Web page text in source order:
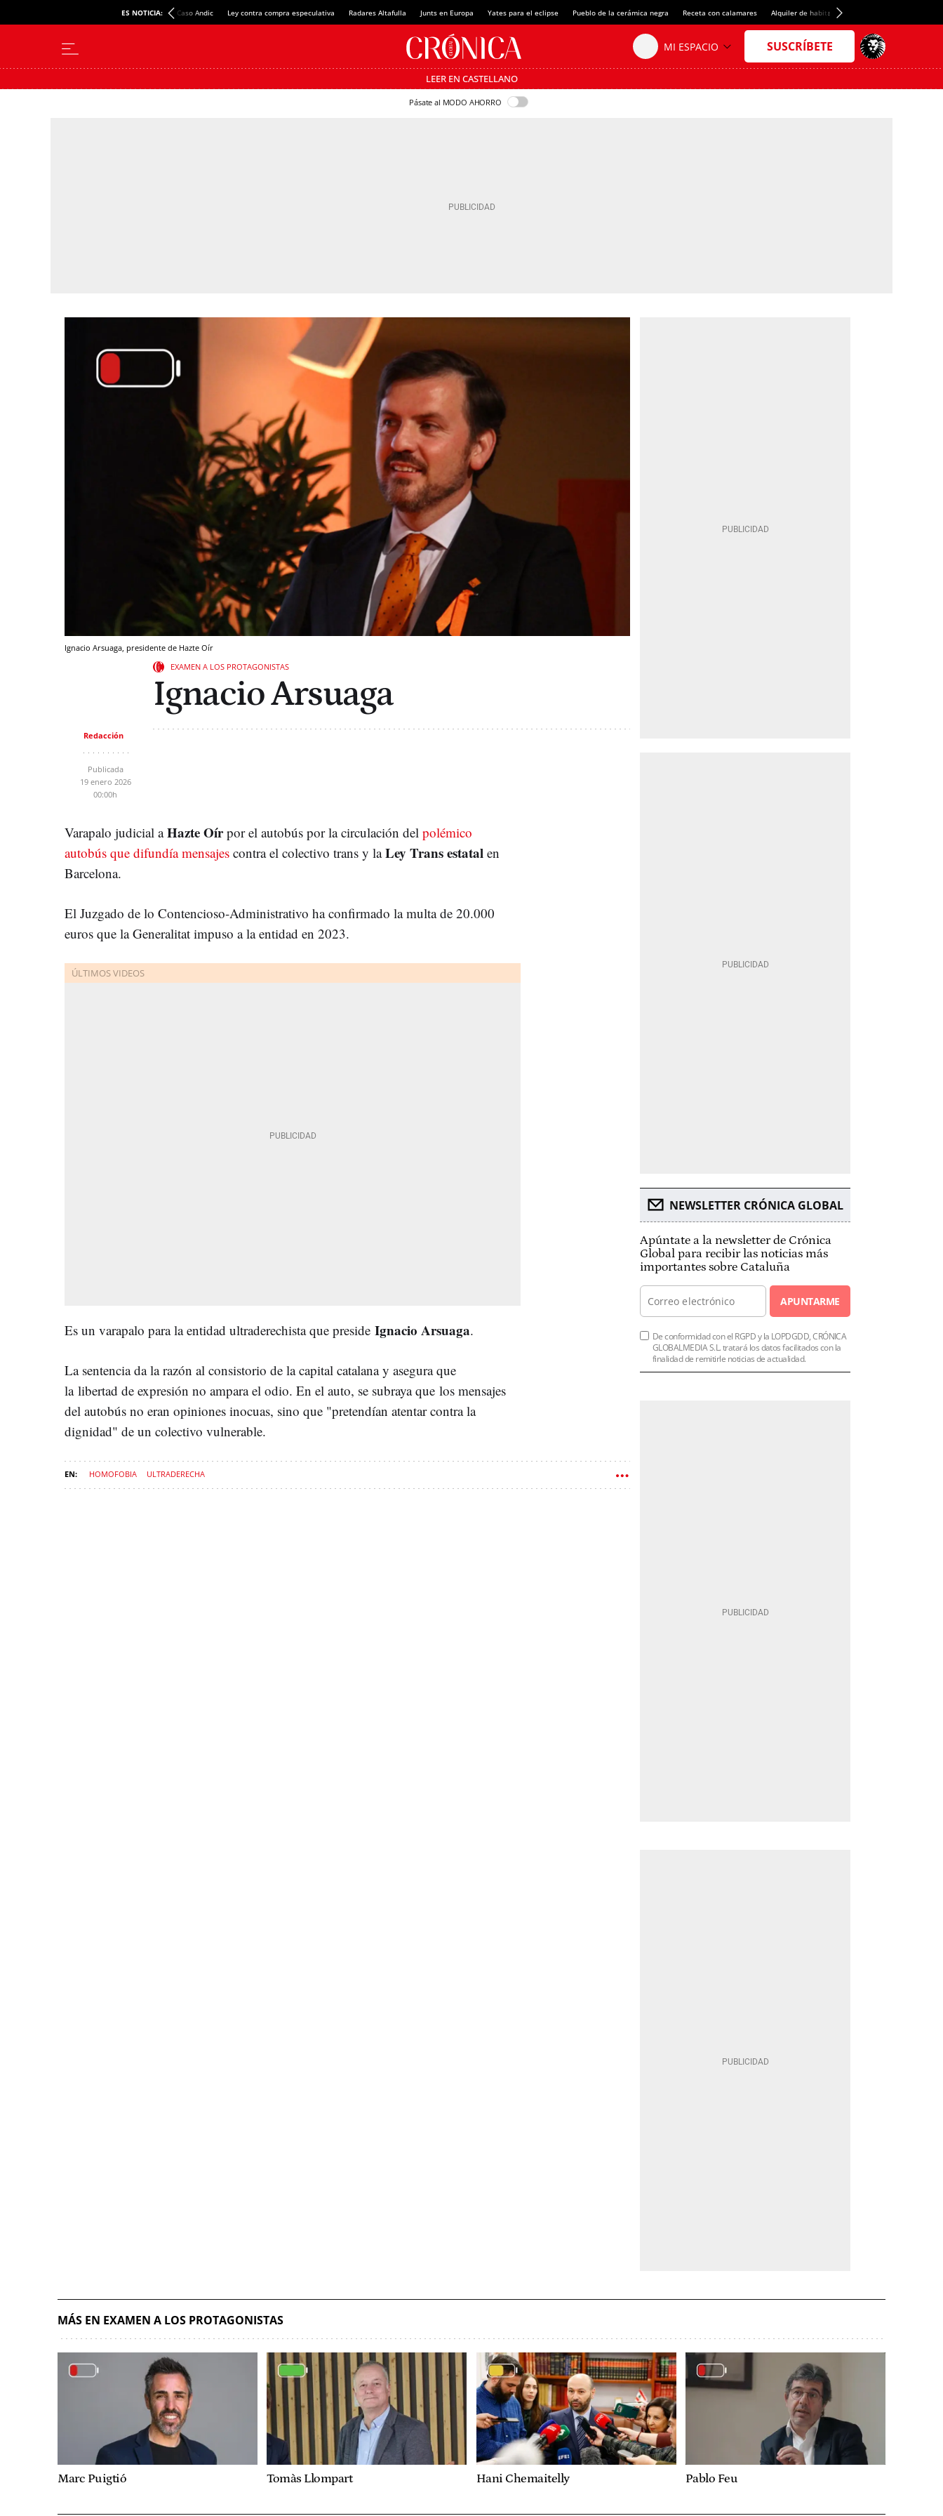
ES NOTICIA: Caso Andic Ley contra compra especulativa Radares Altafulla Junts en Europa Yates para el eclipse Pueblo de la cerámica negra Receta con calamares Alquiler de habitaciones en España
LEER EN CASTELLANO
Pásate al MODO AHORRO
Ignacio Arsuaga, presidente de Hazte Oír
EXAMEN A LOS PROTAGONISTAS
Ignacio Arsuaga
Redacción
Publicada
19 enero 2026
00:00h
Varapalo judicial aHazte Oírpor el autobús por la circulación del polémico
autobús que difundía mensajes contra el colectivo trans y laLey Trans estatal en
Barcelona.
El Juzgado de lo Contencioso-Administrativo ha confirmado la multa de 20.000
euros que la Generalitat impuso a la entidad en 2023.
Es un varapalo para la entidad ultraderechista que preside Ignacio Arsuaga.
La sentencia da la razón al consistorio de la capital catalana y asegura que
la libertad de expresión no ampara el odio. En el auto, se subraya que los mensajes
del autobús no eran opiniones inocuas, sino que "pretendían atentar contra la
dignidad" de un colectivo vulnerable.
HOMOFOBIA ULTRADERECHA
NEWSLETTER CRÓNICA GLOBAL
Apúntate a la newsletter de Crónica
Global para recibir las noticias más
importantes sobre Cataluña
APUNTARME
De conformidad con el RGPD y la LOPDGDD, CRÓNICA
GLOBALMEDIA S.L. tratará los datos facilitados con la
finalidad de remitirle noticias de actualidad.
MÁS EN EXAMEN A LOS PROTAGONISTAS
Marc Puigtió Tomàs Llompart Hani Chemaitelly Pablo Feu